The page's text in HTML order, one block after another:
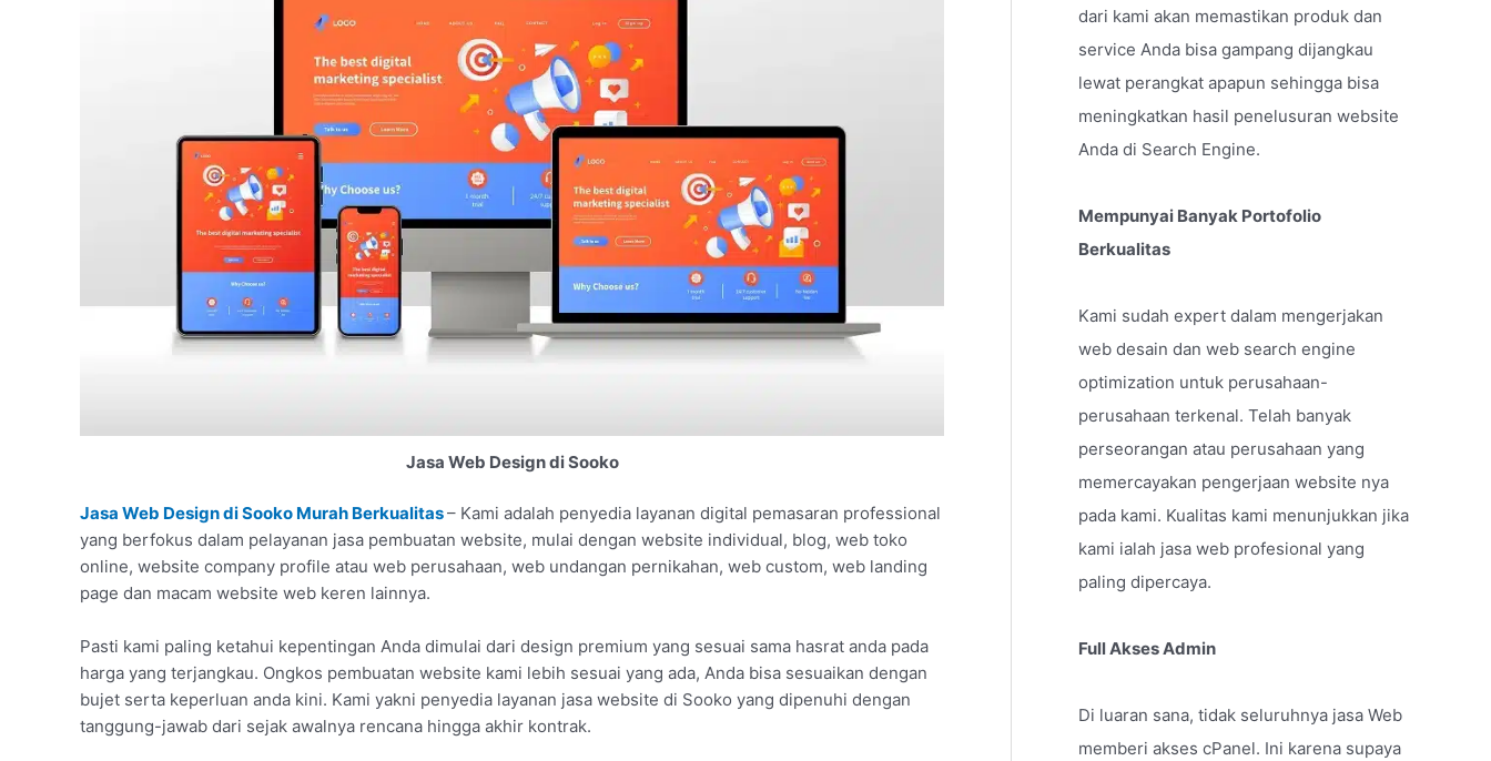
Jasa Web Design di Sooko
Jasa Web Design di Sooko Murah Berkualitas– Kami adalah penyedia layanan digital pemasaran professional
yang berfokus dalam pelayanan jasa pembuatan website, mulai dengan website individual, blog, web toko
online, website company profile atau web perusahaan, web undangan pernikahan, web custom, web landing
page dan macam website web keren lainnya.
Pasti kami paling ketahui kepentingan Anda dimulai dari design premium yang sesuai sama hasrat anda pada
harga yang terjangkau. Ongkos pembuatan website kami lebih sesuai yang ada, Anda bisa sesuaikan dengan
bujet serta keperluan anda kini. Kami yakni penyedia layanan jasa website di Sooko yang dipenuhi dengan
tanggung-jawab dari sejak awalnya rencana hingga akhir kontrak.
dari kami akan memastikan produk dan
service Anda bisa gampang dijangkau
lewat perangkat apapun sehingga bisa
meningkatkan hasil penelusuran website
Anda di Search Engine.
Mempunyai Banyak Portofolio
Berkualitas
Kami sudah expert dalam mengerjakan
web desain dan web search engine
optimization untuk perusahaan-
perusahaan terkenal. Telah banyak
perseorangan atau perusahaan yang
memercayakan pengerjaan website nya
pada kami. Kualitas kami menunjukkan jika
kami ialah jasa web profesional yang
paling dipercaya.
Full Akses Admin
Di luaran sana, tidak seluruhnya jasa Web
memberi akses cPanel. Ini karena supaya